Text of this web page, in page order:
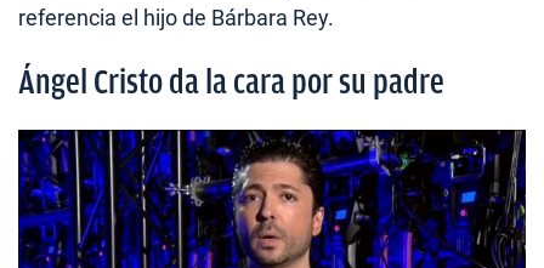
referencia el hijo de Bárbara Rey.
Ángel Cristo da la cara por su padre